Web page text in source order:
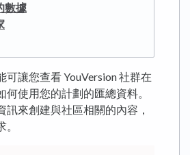
數據
可讓您查看 YouVersion 社群在
何使用您的計劃的匯總資料。
訊來創建與社區相關的內容，